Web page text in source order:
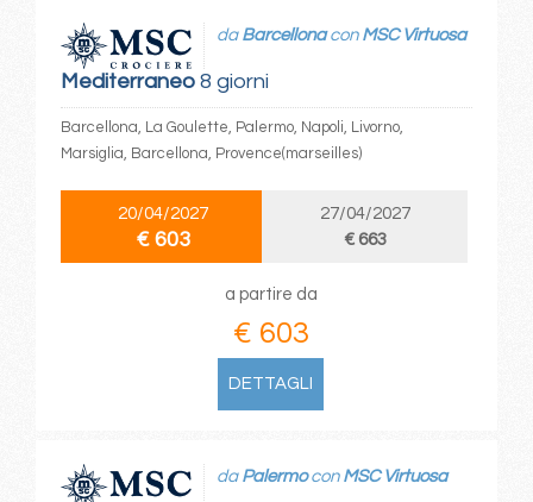
Mediterraneo8 giorni
da Barcellonacon MSC Virtuosa
Barcellona, La Goulette, Palermo, Napoli, Livorno,
Marsiglia, Barcellona, Provence(marseilles)
20/04/2027
€ 603
27/04/2027
€ 663
a partire da
€ 603
DETTAGLI
da Palermocon MSC Virtuosa